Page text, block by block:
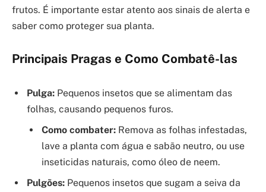
frutos. É importante estar atento aos sinais de alerta e
saber como proteger sua planta.
Principais Pragas e Como Combatê-las
Pulga: Pequenos insetos que se alimentam das
folhas, causando pequenos furos.
Como combater: Remova as folhas infestadas,
lave a planta com água e sabão neutro, ou use
inseticidas naturais, como óleo de neem.
Pulgões: Pequenos insetos que sugam a seiva da